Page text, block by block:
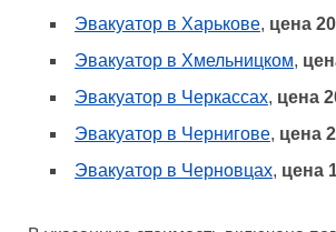
Эвакуатор в Харькове, цена
Эвакуатор в Хмельницком,
Эвакуатор в Черкассах, цена
Эвакуатор в Чернигове, цена
Эвакуатор в Черновцах, цена